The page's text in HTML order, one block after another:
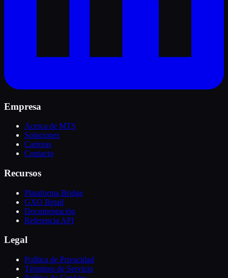
Empresa
Acerca de MTS
Soluciones
Carreras
Contacto
Recursos
Plataforma Bridge
GXO Retail
Documentación
Referencia API
Legal
Política de Privacidad
Términos de Servicio